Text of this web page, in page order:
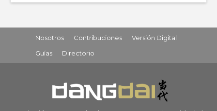
Nosotros Contribuciones
Versión Digital
Guías
Directorio